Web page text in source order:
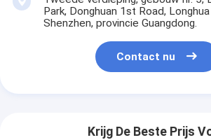
Park, Donghuan 1st Road,
Shenzhen, provincie Guangdong.
Contact nu
Krijg De Beste Prijs